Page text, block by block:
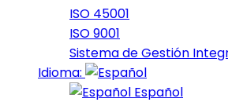
ISO 45001
ISO 9001
Sistema de Gestión
Idioma:
Español